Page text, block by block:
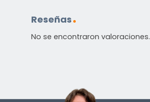
Reseñas
No se encontraron valoraciones.